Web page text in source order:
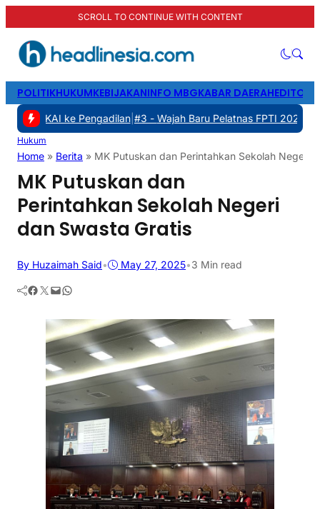
SCROLL TO CONTINUE WITH CONTENT
POLITIKHUKUMKEBIJAKANINFO MBGKABAR DAERAH
ke Pengadilan|#3 -Wajah Baru Pelatnas FPTI 2026:
Hukum
Home » Berita » MK Putuskan dan Perintahkan Sekolah Negeri
MK Putuskan dan
Perintahkan Sekolah Negeri
dan Swasta Gratis
By Huzaimah Said• May 27, 2025•3 Min read
Facebook Twitter Mail WhatsApp